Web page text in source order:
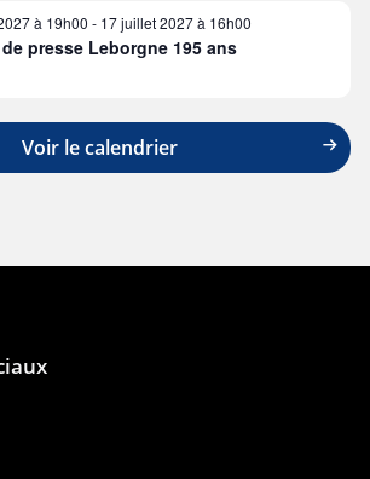
à 19h00 - 17 juillet 2027 à 16h00
presse Leborgne 195 ans
Voir le calendrier